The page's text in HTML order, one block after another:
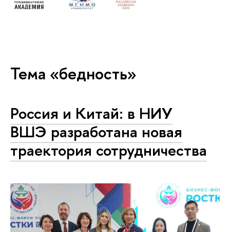
Тема «бедность»
Россия и Китай: в НИУ
ВШЭ разработана новая
траектория сотрудничества